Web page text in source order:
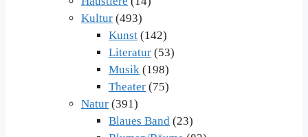
Kultur (493)
Kunst (142)
Literatur (53)
Musik (198)
Theater (75)
Natur (391)
Blaues Band (23)